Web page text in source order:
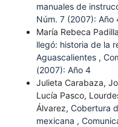
manuales de
Núm. 7 (2007): Año
María Rebeca
llegó: historia de la
Aguascalientes ,
(2007): Año 4
Julieta Carabaza,
Lucía Pasco,
Álvarez, Cobertura
mexicana ,